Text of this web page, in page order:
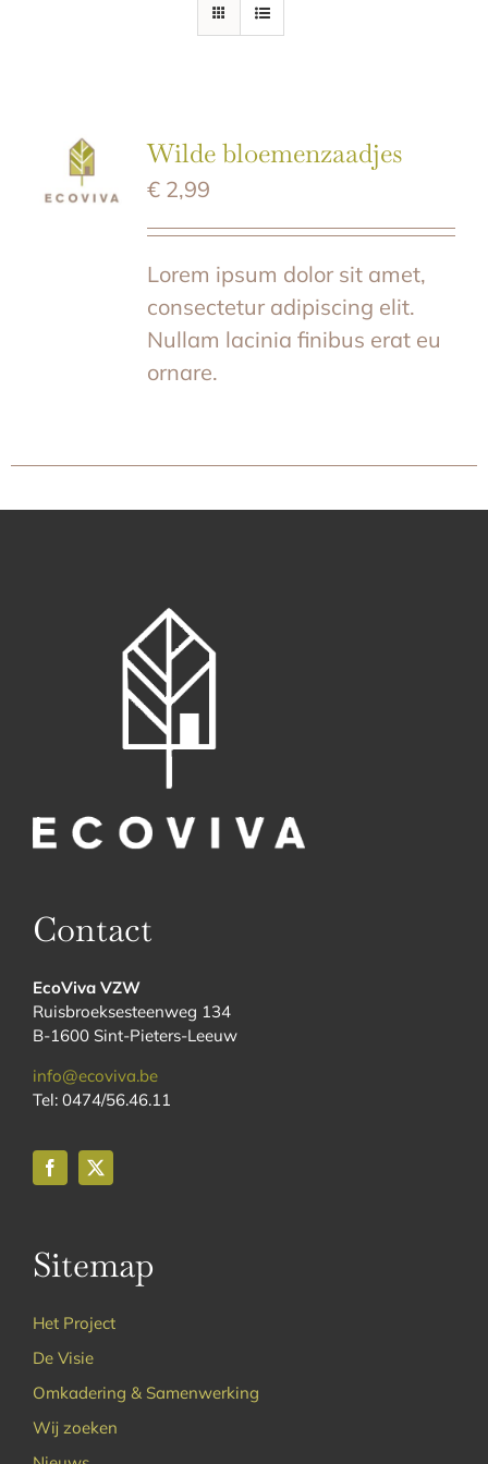
Wilde bloemenzaadjes
€2,99
Lorem ipsum dolor sit amet,
consectetur adipiscing elit.
Nullam lacinia finibus erat eu
ornare.
Contact
EcoViva VZW
Ruisbroeksesteenweg 134
B-1600 Sint-Pieters-Leeuw
info@ecoviva.be
Tel: 0474/56.46.11
Sitemap
Het Project
De Visie
Omkadering & Samenwerking
Wij zoeken